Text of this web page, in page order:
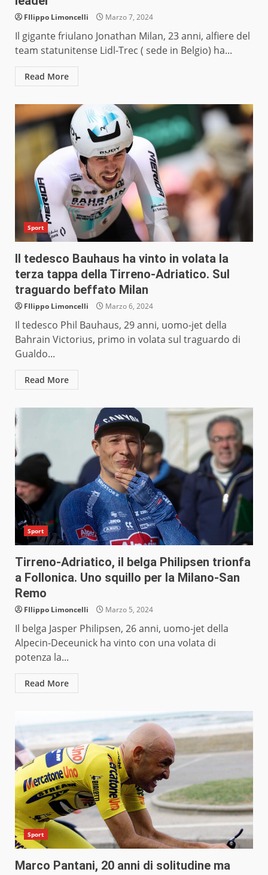
FIlippo Limoncelli Marzo 7, 2024
Il gigante friulano Jonathan Milan, 23 anni, alfiere del
team statunitense Lidl-Trec ( sede in Belgio) ha...
Read More
Sport
Il tedesco Bauhaus ha vinto in volata la
terza tappa della Tirreno-Adriatico. Sul
traguardo beffato Milan
FIlippo Limoncelli Marzo 6, 2024
Il tedesco Phil Bauhaus, 29 anni, uomo-jet della
Bahrain Victorius, primo in volata sul traguardo di
Gualdo...
Read More
Sport
Tirreno-Adriatico, il belga Philipsen trionfa
a Follonica. Uno squillo per la Milano-San
Remo
FIlippo Limoncelli Marzo 5, 2024
Il belga Jasper Philipsen, 26 anni, uomo-jet della
Alpecin-Deceunick ha vinto con una volata di
potenza la...
Read More
Sport
Marco Pantani, 20 anni di solitudine ma